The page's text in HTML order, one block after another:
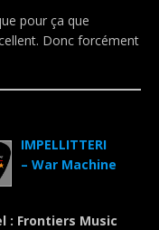
pour ça que
Donc forcément
IMPELLITTERI
– War Machine
: Frontiers Music